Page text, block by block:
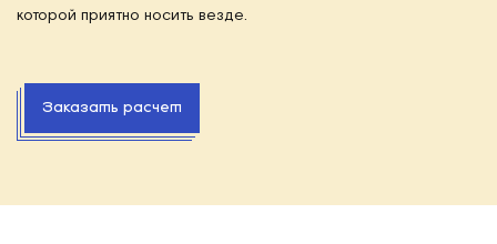
которой приятно носить везде.
Заказать расчет